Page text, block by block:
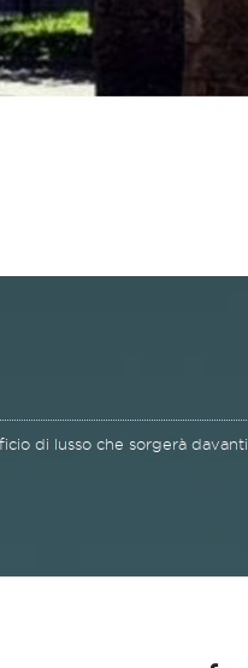
di lusso che sorgerà